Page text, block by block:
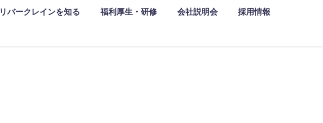
リバークレインを知る 福利厚生・研修 会社説明会 採用情報